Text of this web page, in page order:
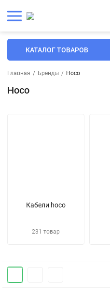
КАТАЛОГ ТОВАРОВ
Главная / Бренды / Hoco
Hoco
Кабели hoco
231 товар